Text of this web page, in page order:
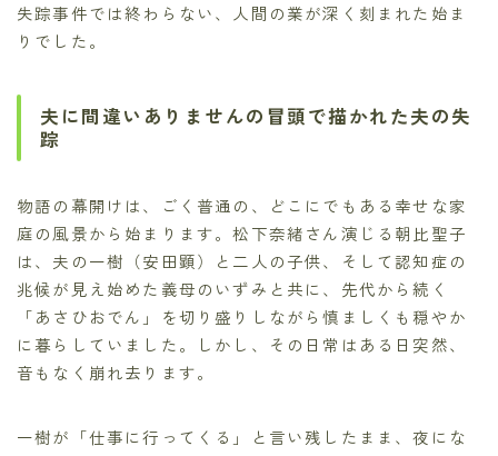
失踪事件では終わらない、人間の業が深く刻まれた始ま
りでした。
夫に間違いありませんの冒頭で描かれた夫の失
踪
物語の幕開けは、ごく普通の、どこにでもある幸せな家
庭の風景から始まります。松下奈緒さん演じる朝比聖子
は、夫の一樹（安田顕）と二人の子供、そして認知症の
兆候が見え始めた義母のいずみと共に、先代から続く
「あさひおでん」を切り盛りしながら慎ましくも穏やか
に暮らしていました。しかし、その日常はある日突然、
音もなく崩れ去ります。
一樹が「仕事に行ってくる」と言い残したまま、夜にな